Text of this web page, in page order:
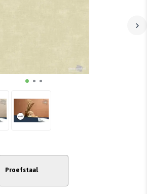
Proefstaal